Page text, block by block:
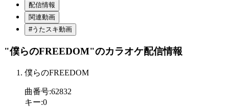
配信情報
関連動画
#うたスキ動画
"僕らのFREEDOM"のカラオケ配信情報
僕らのFREEDOM
曲番号:62832
キー:0